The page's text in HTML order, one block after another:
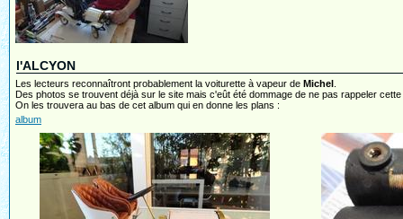
l'ALCYON
Les lecteurs reconnaîtront probablement la voiturette à vapeur de Michel
Des photos se trouvent déjà sur le site mais c'eût été dommage de ne pas rappeler
On les trouvera au bas de cet album qui en donne les plans :
album